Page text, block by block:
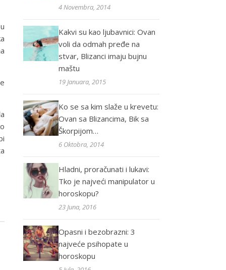
4 Novembra, 2014
Kakvi su kao ljubavnici: Ovan
voli da odmah pređe na
stvar, Blizanci imaju bujnu
maštu
19 Januara, 2015
Ko se sa kim slaže u krevetu:
Ovan sa Blizancima, Bik sa
Škorpijom…
6 Oktobra, 2014
Hladni, proračunati i lukavi:
Tko je najveći manipulator u
horoskopu?
23 Juna, 2016
Opasni i bezobrazni: 3
najveće psihopate u
horoskopu